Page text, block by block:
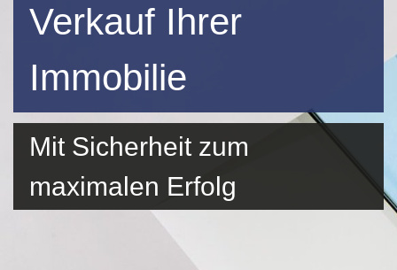
Verkauf Ihrer
Immobilie
Mit Sicherheit zum
maximalen Erfolg